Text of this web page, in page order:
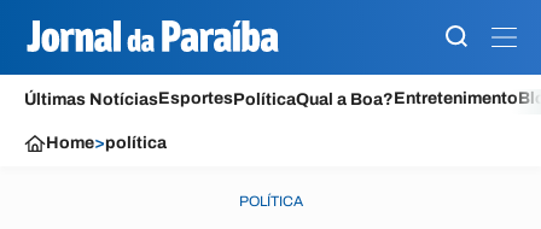
Últimas NotíciasEsportesPolíticaQual a Boa?Entretenimento
Home>política
POLÍTICA